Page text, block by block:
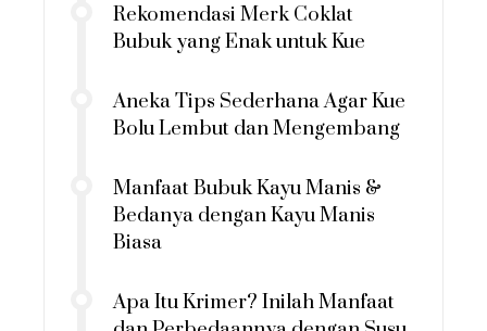
Rekomendasi Merk Coklat
Bubuk yang Enak untuk Kue
Aneka Tips Sederhana Agar Kue
Bolu Lembut dan Mengembang
Manfaat Bubuk Kayu Manis &
Bedanya dengan Kayu Manis
Biasa
Apa Itu Krimer? Inilah Manfaat